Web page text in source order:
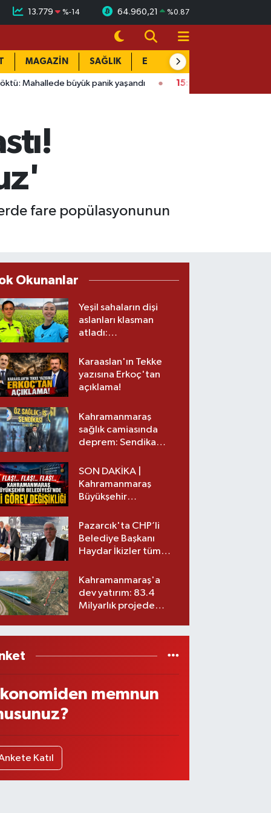
13.779 %-14 64.960,21 %0.87
MAGAZİN SAĞLIK EĞİTİM
büyük panik yaşandı 15:58 Bağlarbaşı Mahallesi'nde 101.
fare popülasyonunun
Okunanlar
Yeşil sahaların dişi
aslanları klasman
atladı:
üst lige iki transfer!
Karaaslan'ın Tekke
yazısına Erkoç'tan
açıklama!
Kahramanmaraş
sağlık camiasında
deprem: Sendika
SON DAKİKA |
Kahramanmaraş
Büyükşehir
görev değişikliği!
Pazarcık'ta CHP’li
Belediye Başkanı
Haydar İkizler tüm
yeni partisi
Kahramanmaraş'a
dev yatırım: 83.4
Milyarlık projede
memnun
Katıl